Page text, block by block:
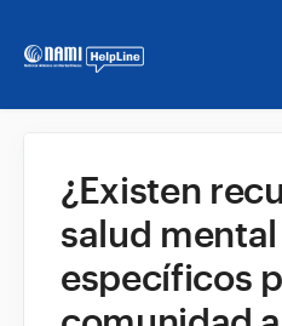
NAMI
NAMI
¿Existen
salud mental
específicos